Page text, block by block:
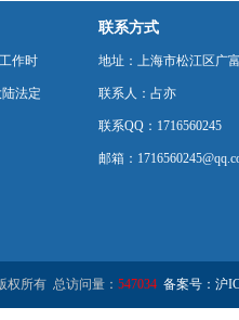
作时
法定
联系方式
地址：上海市松江区广
联系人：占亦
联系QQ：1716560245
邮箱：
权所有 总访问量： 547034 备案号：沪